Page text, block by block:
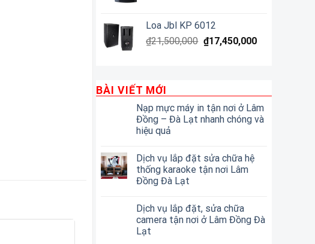
Loa Jbl KP 6012
₫21,500,000 ₫17,450,000
BÀI VIẾT MỚI
Nạp mực máy in tận nơi ở Lâm
Đồng – Đà Lạt nhanh chóng và
hiệu quả
Dịch vụ lắp đặt sửa chữa hệ
thống karaoke tận nơi Lâm
Đồng Đà Lạt
Dịch vụ lắp đặt, sửa chữa
camera tận nơi ở Lâm Đồng Đà
Lạt